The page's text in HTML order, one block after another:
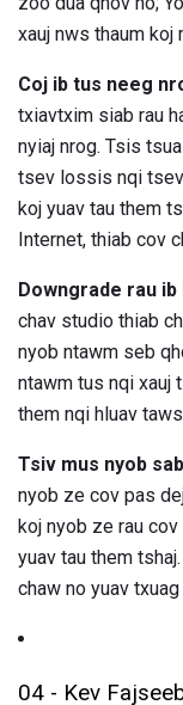
xauj nws thaum koj
Coj ib tus neeg
txiavtxim siab rau
nyiaj nrog. Tsis
tsev lossis nqi
koj yuav tau them
Internet, thiab cov
Downgrade rau ib
chav studio thiab
nyob ntawm seb
ntawm tus nqi xauj
them nqi hluav
Tsiv mus nyob
nyob ze cov pas
koj nyob ze rau
yuav tau them
chaw no yuav
04 - Kev